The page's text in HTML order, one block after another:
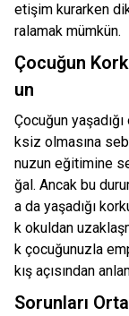
etişim kurarken
ralamak mümkün.
Çocuğun
un
Çocuğun
ksiz olmasına
nuzun eğitimine
ğal. Ancak bu
a da yaşadığı
k okuldan
k çocuğunuzla
kış açısından
Sorunları